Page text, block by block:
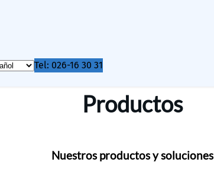
Tel: 026-16 30 31
Productos
Nuestros productos y soluciones